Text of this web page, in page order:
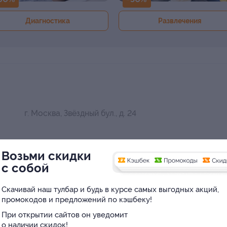
Диагностика Развлечения
г. Москва, Звёздный бул., д. 24
Возьми скидки
с собой
Скачивай наш тулбар и будь в курсе самых выгодных акций,
промокодов и предложений по кэшбеку!
При открытии сайтов он уведомит
о наличии скидок!